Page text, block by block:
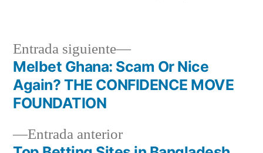
Entrada anterior
Entrada siguiente
Melbet Ghana: Scam Or Nice
Again? THE CONFIDENCE MOVE
FOUNDATION